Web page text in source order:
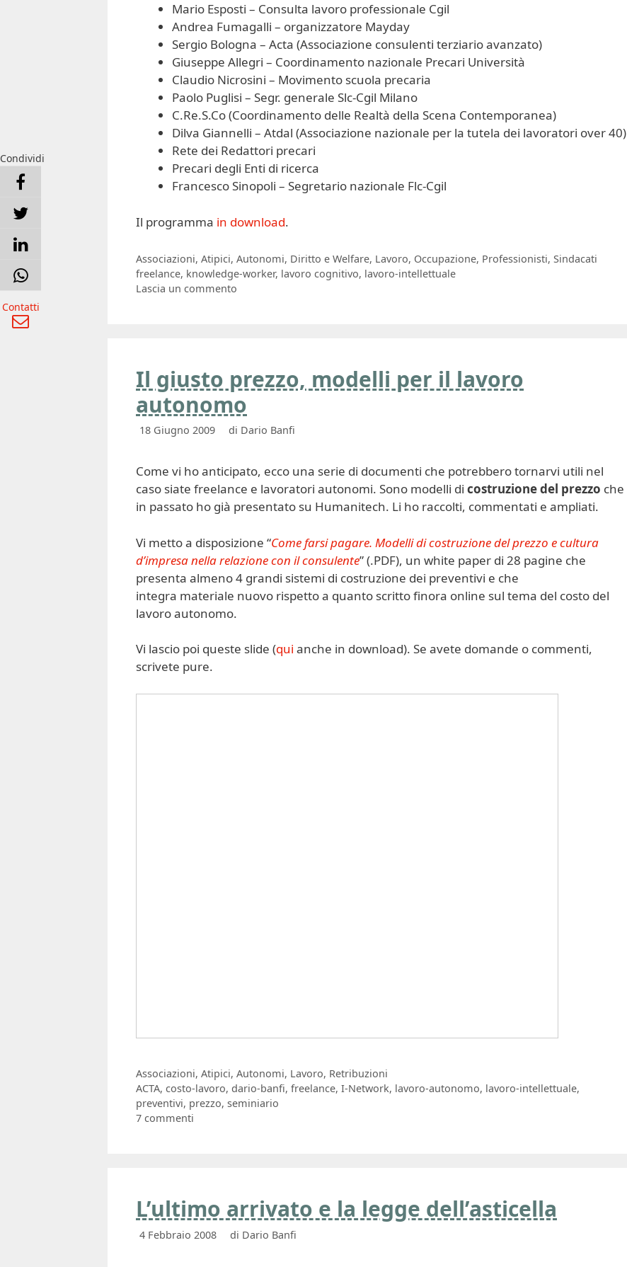
Mario Esposti – Consulta lavoro professionale Cgil
Andrea Fumagalli – organizzatore Mayday
Sergio Bologna – Acta (Associazione consulenti terziario avanzato)
Giuseppe Allegri – Coordinamento nazionale Precari Università
Claudio Nicrosini – Movimento scuola precaria
Paolo Puglisi – Segr. generale Slc-Cgil Milano
C.Re.S.Co (Coordinamento delle Realtà della Scena Contemporanea)
Dilva Giannelli – Atdal (Associazione nazionale per la tutela dei lavoratori over 40)
Rete dei Redattori precari
Precari degli Enti di ricerca
Francesco Sinopoli – Segretario nazionale Flc-Cgil
Il programma in download.
Categorie
Associazioni, Atipici, Autonomi, Diritto e Welfare, Lavoro, Occupazione, Professionisti, Sindacati
Tag
freelance, knowledge-worker, lavoro cognitivo, lavoro-intellettuale
Lascia un commento
Il giusto prezzo, modelli per il lavoro
autonomo
18 Giugno 2009 di Dario Banfi
Come vi ho anticipato, ecco una serie di documenti che potrebbero tornarvi utili nel
caso siate freelance e lavoratori autonomi. Sono modelli di costruzione del prezzo che
in passato ho già presentato su Humanitech. Li ho raccolti, commentati e ampliati.
Vi metto a disposizione “Come farsi pagare. Modelli di costruzione del prezzo e cultura
d’impresa nella relazione con il consulente” (.PDF), un white paper di 28 pagine che
presenta almeno 4 grandi sistemi di costruzione dei preventivi e che
integra materiale nuovo rispetto a quanto scritto finora online sul tema del costo del
lavoro autonomo.
Vi lascio poi queste slide (qui anche in download). Se avete domande o commenti,
scrivete pure.
Categorie
Associazioni, Atipici, Autonomi, Lavoro, Retribuzioni
Tag
ACTA, costo-lavoro, dario-banfi, freelance, I-Network, lavoro-autonomo, lavoro-intellettuale,
preventivi, prezzo, seminiario
7 commenti
L’ultimo arrivato e la legge dell’asticella
4 Febbraio 2008 di Dario Banfi
Condividi
Contatti